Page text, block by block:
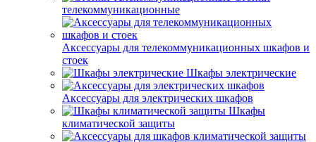
телекоммуникационные
Аксессуары для телекоммуникационных шкафов и
стоек
Шкафы электрические
Аксессуары для электрических шкафов
Шкафы
климатической защиты